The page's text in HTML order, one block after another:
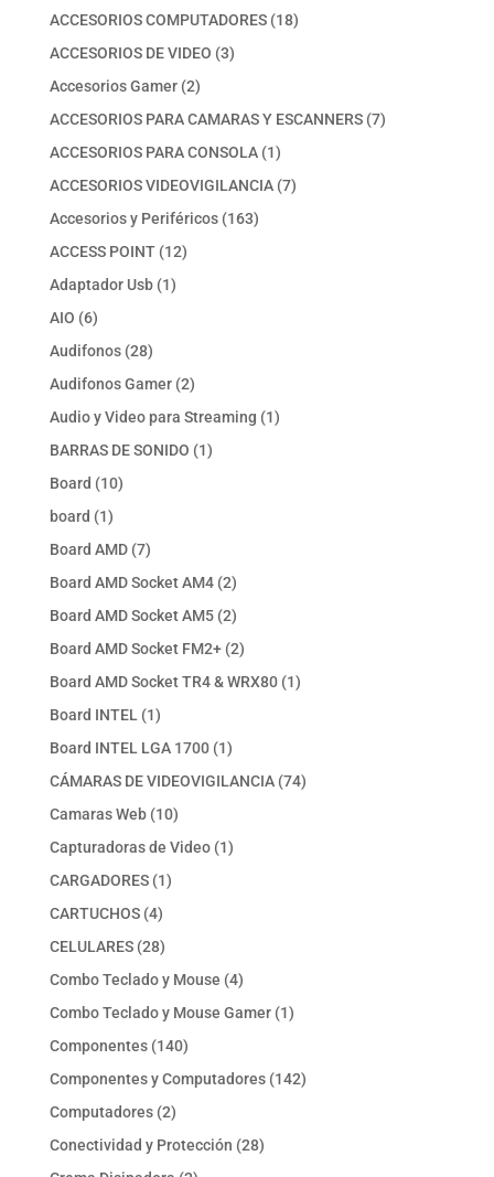
productos
ACCESORIOS COMPUTADORES 1818
ACCESORIOS DE VIDEO 33
Accesorios Gamer 22
productos
ACCESORIOS PARA CAMARAS Y ESCANNERS 77
ACCESORIOS PARA CONSOLA 11
producto
ACCESORIOS VIDEOVIGILANCIA 77
Accesorios y Periféricos 163163
ACCESS POINT 1212
Adaptador Usb 11
AIO 66
productos
Audifonos 2828
productos
Audifonos Gamer 22
productos
Audio y Video para Streaming 11
BARRAS DE SONIDO 11
Board 1010
board 11
producto
Board AMD 77
productos
Board AMD Socket AM4 22
productos
Board AMD Socket AM5 22
productos
Board AMD Socket FM2+ 22
productos
Board AMD Socket TR4 & WRX80 11
Board INTEL 11
producto
Board INTEL LGA 1700 11
producto
CÁMARAS DE VIDEOVIGILANCIA 7474
Camaras Web 1010
productos
Capturadoras de Video 11
CARGADORES 11
CARTUCHOS 44
productos
CELULARES 2828
productos
Combo Teclado y Mouse 44
productos
Combo Teclado y Mouse Gamer 11
Componentes 140140
productos
Componentes y Computadores 142142
Computadores 22
productos
Conectividad y Protección 2828